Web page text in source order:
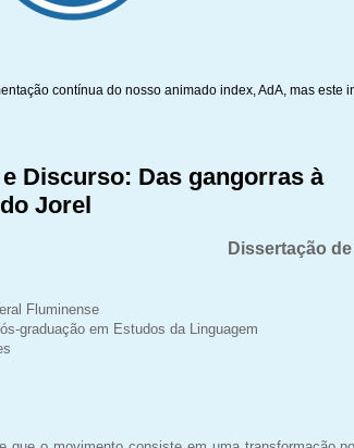
contínua do nosso animado index, AdA, mas este
Discurso: Das gangorras à
Jorel
Dissertação
Fluminense
graduação em Estudos da Linguagem